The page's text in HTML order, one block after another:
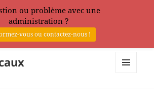
ou problème avec une
administration ?
vous ou contactez-nous !